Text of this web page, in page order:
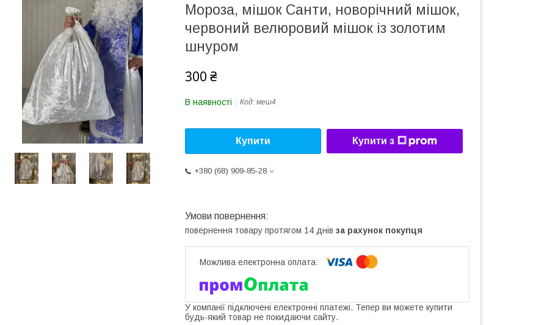
Мороза, мішок Санти, новорічний мішок,
червоний велюровий мішок із золотим
шнуром
300 ₴
В наявності Код: меш4
Купити Купити з
+380 (68) 909-85-28
повернення товару протягом 14 днів за рахунок покупця
У компанії підключені електронні платежі. Тепер ви можете купити
будь-який товар не покидаючи сайту.